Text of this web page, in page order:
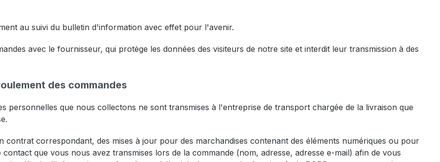
au suivi du bulletin d'information avec effet pour l'avenir.
avec le fournisseur, qui protège les données des visiteurs de notre site et interdit leur transmission à des
des commandes
personnelles que nous collectons ne sont transmises à l'entreprise de transport chargée de la livraison que
correspondant, des mises à jour pour des marchandises contenant des éléments numériques ou pour
que vous nous avez transmises lors de la commande (nom, adresse, adresse e-mail) afin de vous